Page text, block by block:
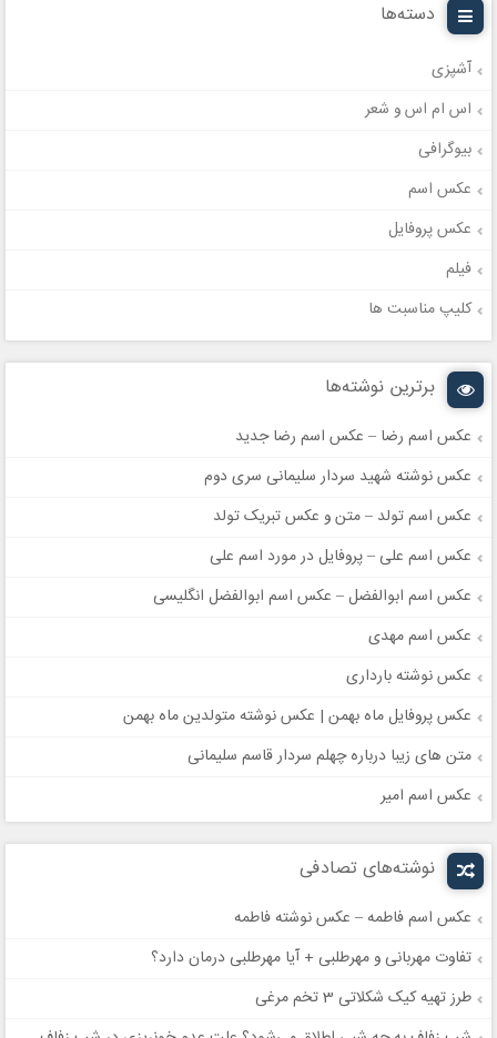
دسته‌ها
آشپزی
اس ام اس و شعر
بیوگرافی
عکس اسم
عکس پروفایل
فیلم
کلیپ مناسبت ها
برترین نوشته‌ها
عکس اسم رضا – عکس اسم رضا جدید
عکس نوشته شهید سردار سلیمانی سری دوم
عکس اسم تولد – متن و عکس تبریک تولد
عکس اسم علی – پروفایل در مورد اسم علی
عکس اسم ابوالفضل – عکس اسم ابوالفضل انگلیسی
عکس اسم مهدی
عکس نوشته بارداری
عکس پروفایل ماه بهمن | عکس نوشته متولدین ماه بهمن
متن های زیبا درباره چهلم سردار قاسم سلیمانی
عکس اسم امیر
نوشته‌های تصادفی
عکس اسم فاطمه – عکس نوشته فاطمه
تفاوت مهربانی و مهرطلبی + آیا مهرطلبی درمان دارد؟
طرز تهیه کیک شکلاتی 3 تخم مرغی